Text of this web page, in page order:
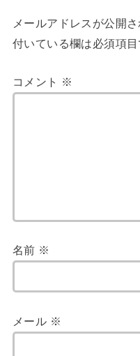
メールアドレスが公開
付いている欄は必須項目
コメント ※
名前 ※
メール ※